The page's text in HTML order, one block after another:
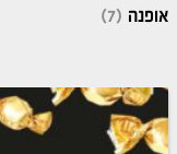
אופנה (7)